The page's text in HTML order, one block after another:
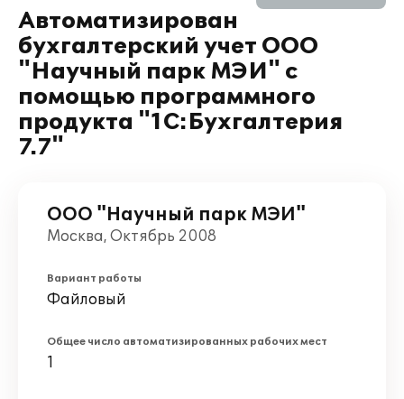
Автоматизирован
бухгалтерский учет ООО
"Научный парк МЭИ" с
помощью программного
продукта "1С:Бухгалтерия
7.7"
ООО "Научный парк МЭИ"
Москва, Октябрь 2008
Вариант работы
Файловый
Общее число автоматизированных рабочих мест
1